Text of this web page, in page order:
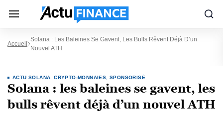
Accueil
Solana : Les Baleines Se Gavent, Les Bulls Rêvent Déjà D’un
Nouvel ATH
ACTU SOLANA ,CRYPTO-MONNAIES SPONSORISÉ
Solana : les baleines se gavent, les
bulls rêvent déjà d’un nouvel ATH